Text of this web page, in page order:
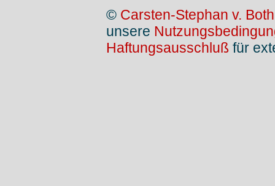
© Carsten-Stephan v.
unsere
Haftungsausschluß für